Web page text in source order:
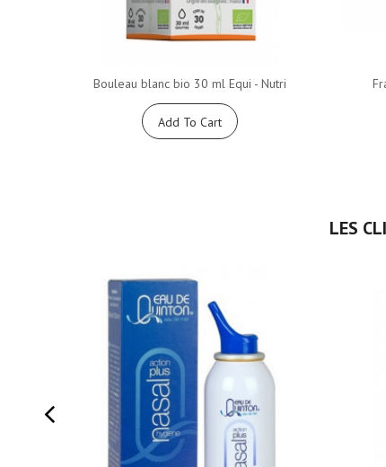
Bouleau blanc bio 30 ml Equi - Nutri
Add To Cart
LES